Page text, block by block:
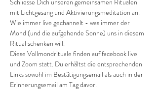
Schliesse Dich unseren gemeinsamen Ritualen
mit Lichtgesang und Aktivierungsmeditation an.
Wie immer live gechannelt - was immer der
Mond (und die aufgehende Sonne) uns in diesem
Ritual schenken will.
Diese Vollmondrituale finden auf facebook live
und Zoom statt. Du erhältst die entsprechenden
Links sowohl im Bestätigungsemail als auch in der
Erinnerungsemail am Tag davor.